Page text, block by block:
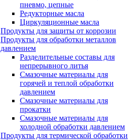
пневмо, цепные
Редукторные масла
Циркуляционные масла
Продукты для защиты от коррозии
Продукты для обработки металлов
давлением
Разделительные составы для
непрерывного литья
Смазочные материалы для
горячей и теплой обработки
давлением
Смазочные материалы для
прокатки
Смазочные материалы для
холодной обработки давлением
Продукты для термической обработки